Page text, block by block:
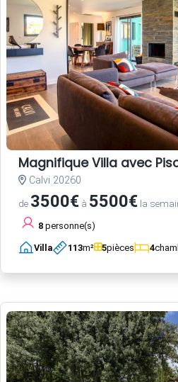
Magnifique Villa avec
Calvi 20260
de 3500€ à 5500€ la
8 personne(s)
Villa 113m² 5pièces 4